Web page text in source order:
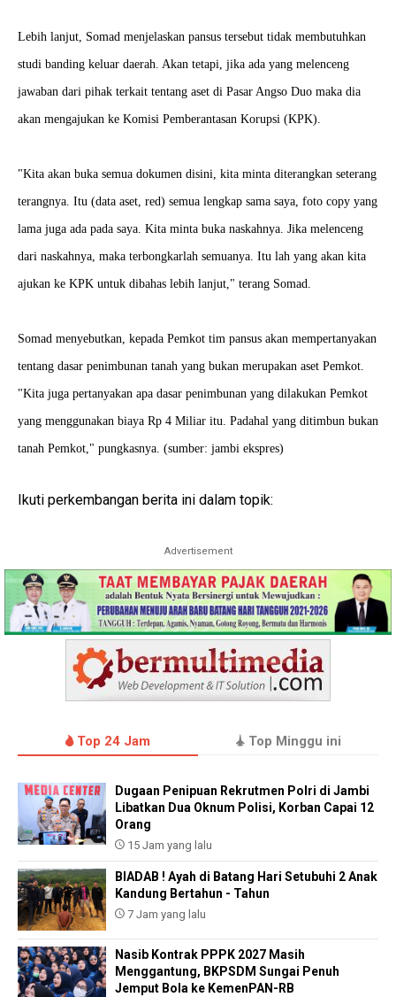
Lebih lanjut, Somad menjelaskan pansus tersebut tidak membutuhkan
studi banding keluar daerah. Akan tetapi, jika ada yang melenceng
jawaban dari pihak terkait tentang aset di Pasar Angso Duo maka dia
akan mengajukan ke Komisi Pemberantasan Korupsi (KPK).
"Kita akan buka semua dokumen disini, kita minta diterangkan seterang
terangnya. Itu (data aset, red) semua lengkap sama saya, foto copy yang
lama juga ada pada saya. Kita minta buka naskahnya. Jika melenceng
dari naskahnya, maka terbongkarlah semuanya. Itu lah yang akan kita
ajukan ke KPK untuk dibahas lebih lanjut," terang Somad.
Somad menyebutkan, kepada Pemkot tim pansus akan mempertanyakan
tentang dasar penimbunan tanah yang bukan merupakan aset Pemkot.
"Kita juga pertanyakan apa dasar penimbunan yang dilakukan Pemkot
yang menggunakan biaya Rp 4 Miliar itu. Padahal yang ditimbun bukan
tanah Pemkot," pungkasnya. (sumber: jambi ekspres)
Ikuti perkembangan berita ini dalam topik:
Advertisement
Top 24 Jam Top Minggu ini
Dugaan Penipuan Rekrutmen Polri di Jambi
Libatkan Dua Oknum Polisi, Korban Capai 12
Orang
15 Jam yang lalu
BIADAB ! Ayah di Batang Hari Setubuhi 2 Anak
Kandung Bertahun - Tahun
7 Jam yang lalu
Nasib Kontrak PPPK 2027 Masih
Menggantung, BKPSDM Sungai Penuh
Jemput Bola ke KemenPAN-RB